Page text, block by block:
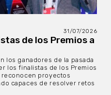
31/07/2026
de los Premios a
los ganadores de la pasada
los finalistas de los Premios
reconocen proyectos
capaces de resolver retos